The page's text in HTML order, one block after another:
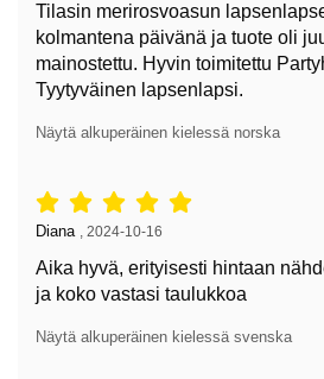
Tilasin merirosvoasun
kolmantena päivänä ja tuote oli
mainostettu. Hyvin toimitettu
Tyytyväinen lapsenlapsi.
Näytä alkuperäinen kielessä norska
Arvostelu: 5 tähdet / 5,
Arvostelun kirjoittaja:
Diana 2024-10-16
Aika hyvä, erityisesti hintaan
ja koko vastasi taulukkoa
Näytä alkuperäinen kielessä svenska